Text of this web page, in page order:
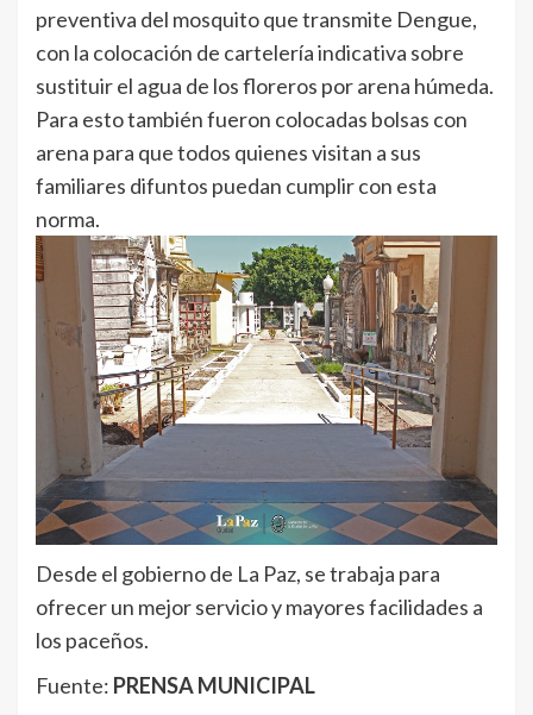
preventiva del mosquito que transmite Dengue,
con la colocación de cartelería indicativa sobre
sustituir el agua de los floreros por arena húmeda.
Para esto también fueron colocadas bolsas con
arena para que todos quienes visitan a sus
familiares difuntos puedan cumplir con esta
norma.
Desde el gobierno de La Paz, se trabaja para
ofrecer un mejor servicio y mayores facilidades a
los paceños.
Fuente: PRENSA MUNICIPAL